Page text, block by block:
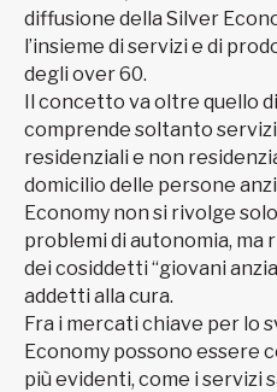
diffusione della Silver
l’insieme di servizi e di
degli over 60.
Il concetto va oltre quello
comprende soltanto
residenziali e non
domicilio delle persone
Economy non si rivolge
problemi di autonomia, ma
dei cosiddetti “giovani
addetti alla cura.
Fra i mercati chiave per lo
Economy possono essere
più evidenti, come i servizi